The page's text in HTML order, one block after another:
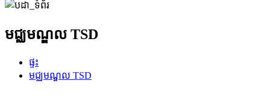
មជ្ឈមណ្ឌល TSD
ផ្ទះ
មជ្ឈមណ្ឌល TSD